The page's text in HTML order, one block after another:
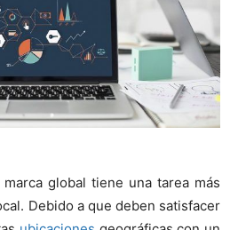
global tiene una tarea más
Debido a que deben satisfacer